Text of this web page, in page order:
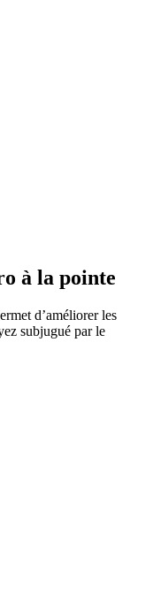
à la pointe
d’améliorer les
subjugué par le